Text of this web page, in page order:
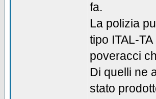
fa.
La polizia
tipo ITAL-
poveracci
Di quelli ne
stato